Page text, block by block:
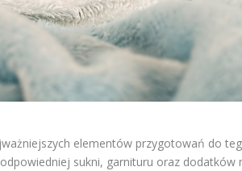
elementów przygotowań do
sukni, garnituru oraz